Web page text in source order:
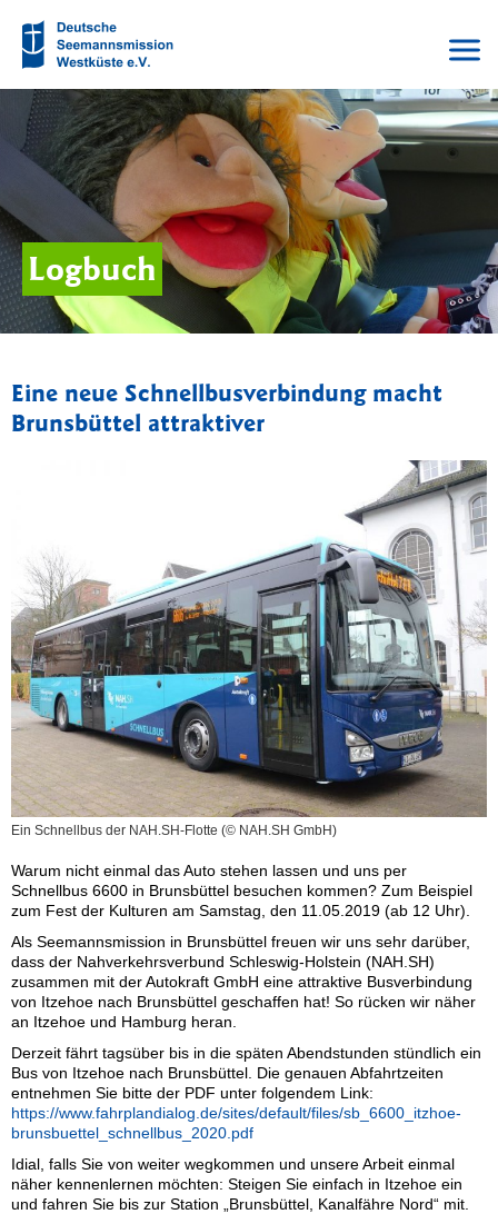
Logbuch
Eine neue Schnellbusverbindung macht
Brunsbüttel attraktiver
Ein Schnellbus der NAH.SH-Flotte (© NAH.SH GmbH)
Warum nicht einmal das Auto stehen lassen und uns per
Schnellbus 6600 in Brunsbüttel besuchen kommen? Zum Beispiel
zum Fest der Kulturen am Samstag, den 11.05.2019 (ab 12 Uhr).
Als Seemannsmission in Brunsbüttel freuen wir uns sehr darüber,
dass der Nahverkehrsverbund Schleswig-Holstein (NAH.SH)
zusammen mit der Autokraft GmbH eine attraktive Busverbindung
von Itzehoe nach Brunsbüttel geschaffen hat! So rücken wir näher
an Itzehoe und Hamburg heran.
Derzeit fährt tagsüber bis in die späten Abendstunden stündlich ein
Bus von Itzehoe nach Brunsbüttel. Die genauen Abfahrtzeiten
entnehmen Sie bitte der PDF unter folgendem Link:
https://www.fahrplandialog.de/sites/default/files/sb_6600_itzhoe-
brunsbuettel_schnellbus_2020.pdf
Idial, falls Sie von weiter wegkommen und unsere Arbeit einmal
näher kennenlernen möchten: Steigen Sie einfach in Itzehoe ein
und fahren Sie bis zur Station „Brunsbüttel, Kanalfähre Nord“ mit.